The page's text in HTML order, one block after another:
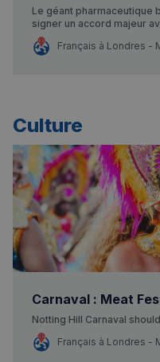
Le géant pharmaceutique
signer un accord majeur
Pharmaceuticals pour
de médicaments contre
Français à Londres -
Culture
Carnaval : Meat
Notting Hill Carnaval
Français à Londres -